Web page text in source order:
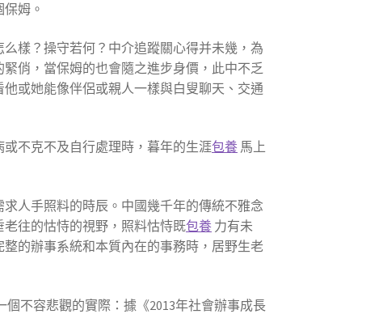
姆。
樣？操守若何？中介追蹤關心得并未幾，為
俏，當保姆的也會隨之進步身價，此中不乏
或她能像伴侶或親人一樣與白叟聊天、交通
不克不及自行處理時，暮年的生涯包養 馬上
人手照料的時辰。中國幾千年的傳統不雅念
往的怙恃的視野，照料怙恃既包養 力有未
的辦事系統和本質內在的事務時，居野生老
不容悲觀的實際：據《2013年社會辦事成長